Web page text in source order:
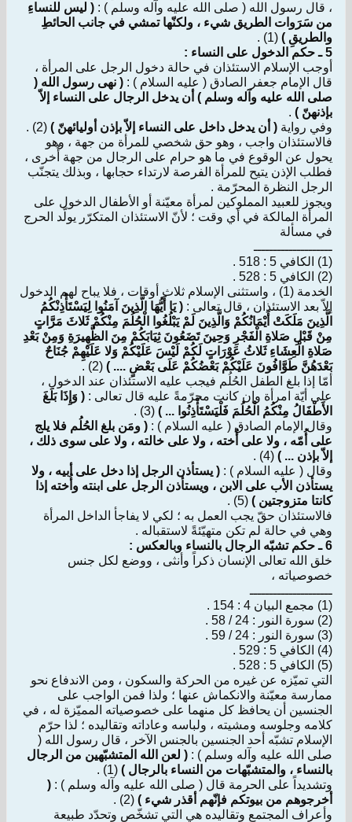
، قال رسول الله ( صلى الله عليه وآله وسلم ) : ( ليس للنساءِ
من سَرَوات الطريق شيء ، ولكنّها تمشي في جانب الحائطِ
والطريقِ ) (1) .
5 ـ حكم الدخول على النساء :
أوجب الإسلام الاستئذان في حالة دخول الرجل على المرأة ،
قال الإمام جعفر الصادق ( عليه السلام ) : ( نهى رسول الله (
صلى الله عليه وآله وسلم ) أن يدخل الرجال على النساء إلاّ
بإذنهنّ ) .
وفي رواية ( أن يدخل داخل على النساء إلاّ بإذن أوليائهنّ ) (2) .
فالاستئذان واجب ، وهو حق شخصي للمرأة من جهة ، وهو
يحول عن الوقوع في ما هو حرام على الرجال من جهة أُخرى ،
فطلب الإذن يتيح للمرأة الفرصة لارتداء حجابها ، وبذلك يتجنّب
الرجل النظرة المحرّمة .
ويجوز للعبيد المملوكين لمرأة معيّنة أو الأطفال الدخول على
المرأة المالكة في أي وقت ؛ لأنّ الاستئذان المتكرّر يولّد الحرج
في مسألة
ــــــــــــــــــــ
(1) الكافي 5 : 518 .
(2) الكافي 5 : 528 .
الخدمة (1) ، واستثنى الإسلام ثلاث أوقات ، فلا يباح لهم الدخول
إلاّ بعد الاستئذان ، قال تعالى : ( يَا أَيُّهَا الَّذِينَ آمَنُوا لِيَسْتَأْذِنْكُمُ
الَّذِينَ مَلَكَتْ أَيْمَانُكُمْ وَالَّذِينَ لَمْ يَبْلُغُوا الْحُلُمَ مِنْكُمْ ثَلاثَ مَرَّاتٍ
مِنْ قَبْلِ صَلاةِ الْفَجْرِ وَحِينَ تَضَعُونَ ثِيَابَكُمْ مِنَ الظَّهِيرَةِ وَمِنْ بَعْدِ
صَلاةِ الْعِشَاءِ ثَلاثُ عَوْرَاتٍ لَكُمْ لَيْسَ عَلَيْكُمْ وَلا عَلَيْهِمْ جُنَاحٌ
بَعْدَهُنَّ طَوَّافُونَ عَلَيْكُمْ بَعْضُكُمْ عَلَى بَعْضٍ .... ) (2) .
أمّا إذا بلغ الطفل الحُلُم فيجب عليه الاستئذان عند الدخول ،
على أيّة امرأة وإن كانت محرّمةً عليه قال تعالى : ( وَإِذَا بَلَغَ
الأَطْفَالُ مِنْكُمُ الْحُلُمَ فَلْيَسْتَأْذِنُوا ... ) (3) .
وقال الإمام الصادق ( عليه السلام ) : ( ومَن بلغ الحُلُم فلا يلج
على أُمّه ، ولا على أُخته ، ولا على خالته ، ولا على سوى ذلك ،
إلاّ بإذن ... ) (4) .
وقال ( عليه السلام ) : ( يستأذن الرجل إذا دخل على أبيه ، ولا
يستأذن الأب على الابن ، ويستأذن الرجل على ابنته وأُخته إذا
كانتا متزوجتين ) (5) .
فالاستئذان حقّ يجب العمل به ؛ لكي لا يفاجأ الداخل المرأة
وهي في حالة لم تكن متهيّئةً لاستقباله .
6 ـ حكم تشبّه الرجال بالنساء وبالعكس :
خلق الله تعالى الإنسان ذكراً وأنثى ، ووضع لكل جنس
خصوصياته ،
ـــــــــــــــــــــ
(1) مجمع البيان 4 : 154 .
(2) سورة النور : 24 / 58 .
(3) سورة النور : 24 / 59 .
(4) الكافي 5 : 529 .
(5) الكافي 5 : 528 .
التي تميّزه عن غيره من الحركة والسكون ، ومن الاندفاع نحو
ممارسة معيّنة والانكماش عنها ؛ ولذا فمن الواجب على
الجنسين أن يحافظ كل منهما على خصوصياته المميّزة له ، في
كلامه وجلوسه ومشيته ، ولباسه وعاداته وتقاليده ؛ لذا حرّم
الإسلام تشبّه أحد الجنسين بالجنس الآخر ، قال رسول الله (
صلى الله عليه وآله وسلم ) : ( لعن الله المتشبّهين من الرجال
بالنساء ، والمتشبّهات من النساء بالرجال ) (1) .
وتشديداً على الحرمة قال ( صلى الله عليه وآله وسلم ) : (
أخرجوهم من بيوتكم فإنّهم أقذر شيء ) (2) .
وأعراف المجتمع وتقاليده هي التي تشخّص وتحدّد طبيعة